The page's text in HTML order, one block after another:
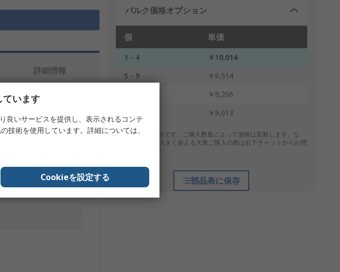
バルク価格オプション
個 単価
1 - 4
￥10,014
5 - 9
￥9,514
￥9,206
￥9,013
* 表示は参考価格です。ご購入数量によって価格は変動します。な
お、上記数量を大きく超える大量ご購入の際は右下チャットからお問
部品表に保存
詳細情報
ダ
います
良いサービスを提供し、表示されるコンテ
技術を使用しています。詳細については、
Cookieを設定する